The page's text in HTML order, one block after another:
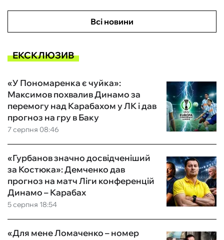
Всі новини
ЕКСКЛЮЗИВ
7 серпня 08:46
«У Пономаренка є чуйка»:
Максимов похвалив Динамо за
перемогу над Карабахом у ЛК і дав
прогноз на гру в Баку
5 серпня 18:54
«Гурбанов значно досвідченіший
за Костюка»: Демченко дав
прогноз на матч Ліги конференцій
Динамо – Карабах
«Для мене Ломаченко – номер